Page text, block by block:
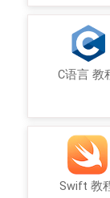
C语言 教
Swift 教